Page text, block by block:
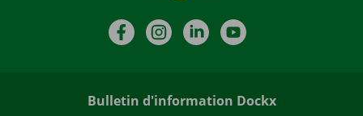
FacebookInstagramLinkedIn
Bulletin d'information Dockx